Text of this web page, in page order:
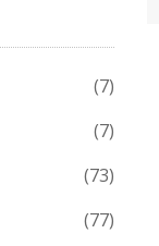
(7)
(7)
(73)
(77)